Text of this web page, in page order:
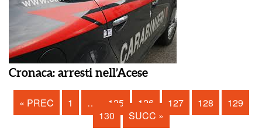
Cronaca: arresti nell’Acese
« PREC 1 … 125 126 127 128
129
130
SUCC »